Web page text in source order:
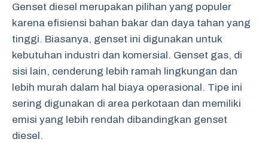
Genset diesel merupakan pilihan yang populer
karena efisiensi bahan bakar dan daya tahan yang
tinggi. Biasanya, genset ini digunakan untuk
kebutuhan industri dan komersial. Genset gas, di
sisi lain, cenderung lebih ramah lingkungan dan
lebih murah dalam hal biaya operasional. Tipe ini
sering digunakan di area perkotaan dan memiliki
emisi yang lebih rendah dibandingkan genset
diesel.